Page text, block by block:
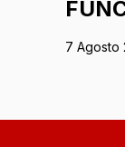
7 Agosto